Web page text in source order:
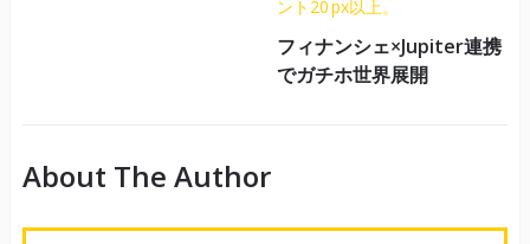
フィナンシェ×Jupiter連携
でガチホ世界展開
About The Author